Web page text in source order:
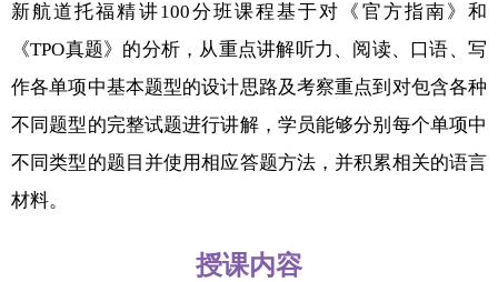
新航道托福精讲100分班课程基于对《官方指南》和
《TPO真题》的分析，从重点讲解听力、阅读、口语、写
作各单项中基本题型的设计思路及考察重点到对包含各种
不同题型的完整试题进行讲解，学员能够分别每个单项中
不同类型的题目并使用相应答题方法，并积累相关的语言
材料。
授课内容